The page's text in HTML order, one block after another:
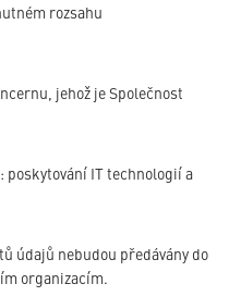
rozsahu
jehož je Společnost
IT technologií a
údajů nebudou předávány do
organizacím.